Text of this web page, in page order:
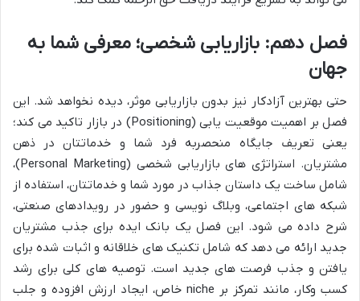
فصل دهم: بازاریابی شخصی؛ معرفی شما به
جهان
حتی بهترین آزادکار نیز بدون بازاریابی موثر، دیده نخواهد شد. این
فصل بر اهمیت موقعیت یابی (Positioning) در بازار تاکید می کند؛
یعنی تعریف جایگاه منحصربه فرد شما و خدماتتان در ذهن
مشتریان. استراتژی های بازاریابی شخصی (Personal Marketing)،
شامل ساخت یک داستان جذاب در مورد شما و خدماتتان، استفاده از
شبکه های اجتماعی، وبلاگ نویسی و حضور در رویدادهای صنعتی،
شرح داده می شود. این فصل یک بانک ایده برای جذب مشتریان
جدید ارائه می دهد که شامل تکنیک های خلاقانه و اثبات شده برای
یافتن و جذب فرصت های جدید است. توصیه های کلی برای رشد
کسب وکار، مانند تمرکز بر niche خاص، ایجاد ارزش افزوده و جلب